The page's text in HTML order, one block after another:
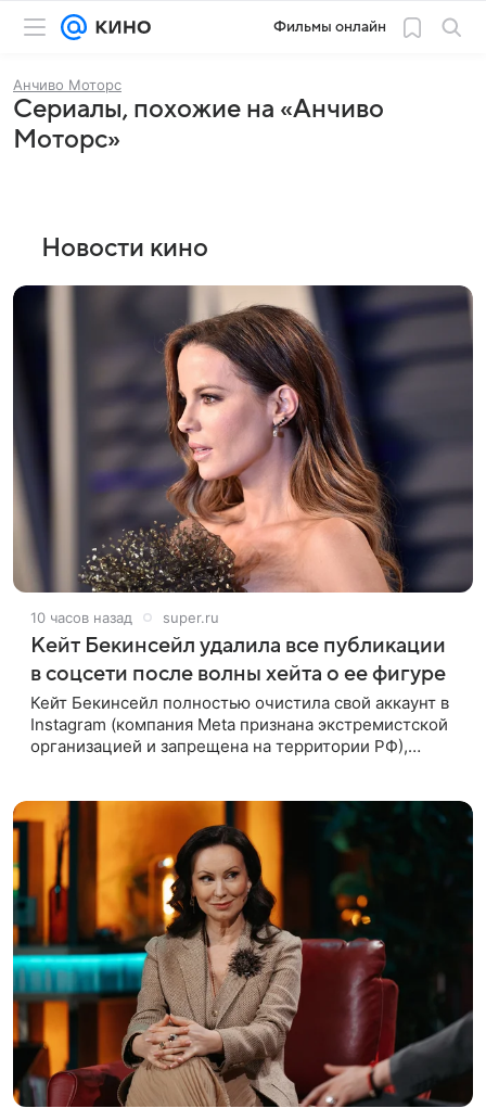
Фильмы онлайн
Анчиво Моторс
Сериалы, похожие на «Анчиво
Моторс»
Новости кино
10 часов назад super.ru
Кейт Бекинсейл удалила все публикации
в соцсети после волны хейта о ее фигуре
Кейт Бекинсейл полностью очистила свой аккаунт в
Instagram (компания Meta признана экстремистской
организацией и запрещена на территории РФ),